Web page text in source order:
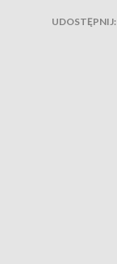
UDOSTĘPNIJ: